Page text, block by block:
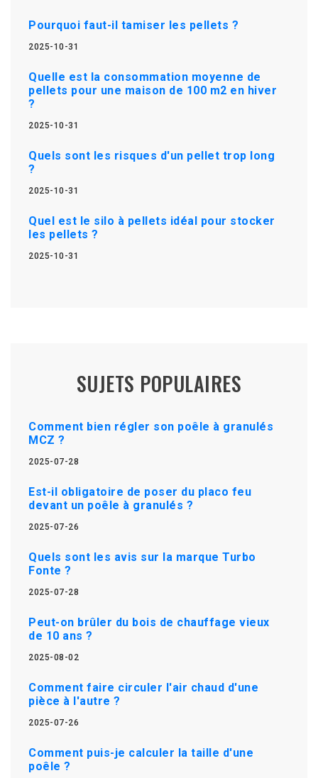
Pourquoi faut-il tamiser les pellets ?
2025-10-31
Quelle est la consommation moyenne de
pellets pour une maison de 100 m2 en hiver
?
2025-10-31
Quels sont les risques d'un pellet trop long
?
2025-10-31
Quel est le silo à pellets idéal pour stocker
les pellets ?
2025-10-31
SUJETS POPULAIRES
Comment bien régler son poêle à granulés
MCZ ?
2025-07-28
Est-il obligatoire de poser du placo feu
devant un poêle à granulés ?
2025-07-26
Quels sont les avis sur la marque Turbo
Fonte ?
2025-07-28
Peut-on brûler du bois de chauffage vieux
de 10 ans ?
2025-08-02
Comment faire circuler l'air chaud d'une
pièce à l'autre ?
2025-07-26
Comment puis-je calculer la taille d'une
poêle ?